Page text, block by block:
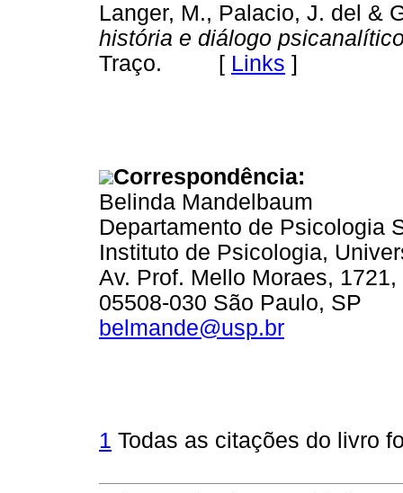
Langer, M., Palacio, J. del &
história e diálogo
Traço. [ Links ]
Correspondência:
Belinda Mandelbaum
Departamento de Psicologia
Instituto de Psicologia,
Av. Prof. Mello Moraes, 1721,
05508-030 São Paulo, SP
belmande@usp.br
1 Todas as citações do livro